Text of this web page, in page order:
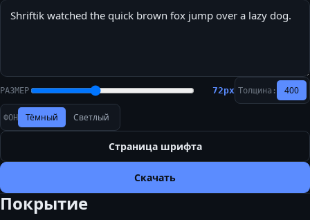
РАЗМЕР 72px Толщина: 400
ФОН Тёмный Светлый
Страница шрифта
Скачать
Покрытие